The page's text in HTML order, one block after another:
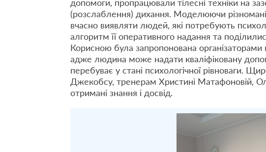
допомоги, пропрацювали тілесні техніки на
(розслаблення) дихання. Моделюючи
вчасно виявляти людей, які потребують
алгоритм її оперативного надання та
Корисною була запропонована
адже людина може надати кваліфіковану
перебуває у стані психологічної рівноваги.
Джекобсу, тренерам Христині Матафоновій,
отримані знання і досвід.